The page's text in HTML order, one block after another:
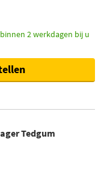
2 werkdagen bij u
Tedgum